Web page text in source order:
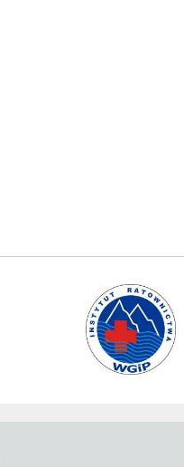
Polski Związek Kajakowy
Instytut Ratownictwa WGiP